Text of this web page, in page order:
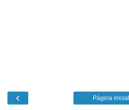
‹ Página inicial